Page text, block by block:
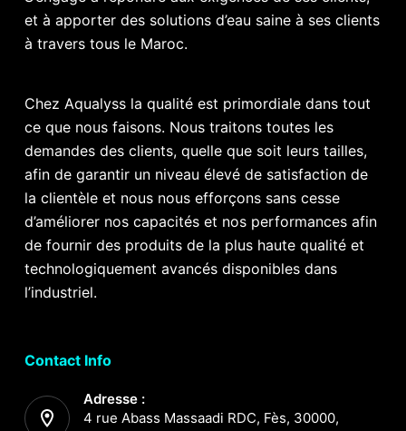
et à apporter des solutions d’eau saine à ses clients
à travers tous le Maroc.
Chez Aqualyss la qualité est primordiale dans tout
ce que nous faisons. Nous traitons toutes les
demandes des clients, quelle que soit leurs tailles,
afin de garantir un niveau élevé de satisfaction de
la clientèle et nous nous efforçons sans cesse
d’améliorer nos capacités et nos performances afin
de fournir des produits de la plus haute qualité et
technologiquement avancés disponibles dans
l’industriel.
Contact Info
Adresse :
4 rue Abass Massaadi RDC, Fès, 30000,